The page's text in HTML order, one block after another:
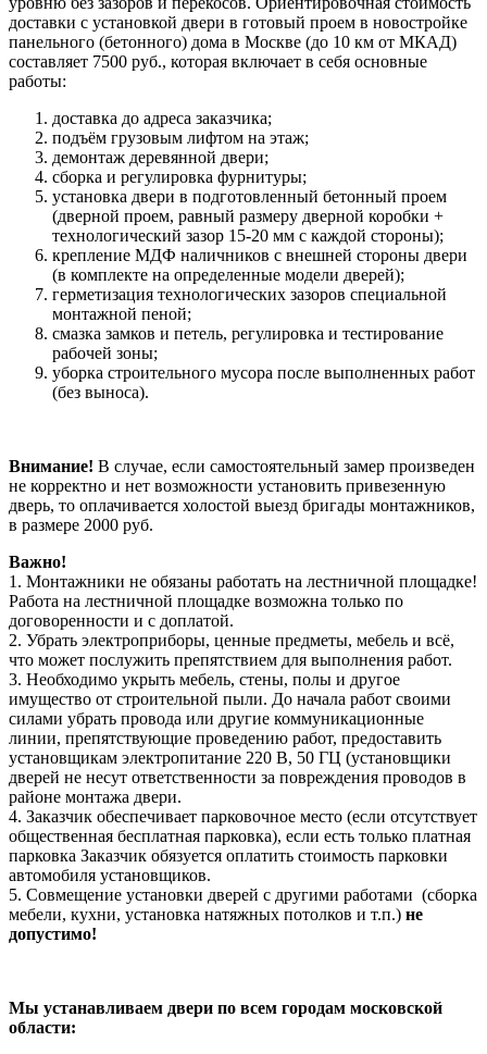
доставки с установкой двери в готовый проем в новостройке
панельного (бетонного) дома в Москве (до 10 км от МКАД)
составляет 7500 руб., которая включает в себя основные
работы:
доставка до адреса заказчика;
подъём грузовым лифтом на этаж;
демонтаж деревянной двери;
сборка и регулировка фурнитуры;
установка двери в подготовленный бетонный проем
(дверной проем, равный размеру дверной коробки +
технологический зазор 15-20 мм с каждой стороны);
крепление МДФ наличников с внешней стороны двери
(в комплекте на определенные модели дверей);
герметизация технологических зазоров специальной
монтажной пеной;
смазка замков и петель, регулировка и тестирование
рабочей зоны;
уборка строительного мусора после выполненных работ
(без выноса).
Внимание! В случае, если самостоятельный замер произведен
не корректно и нет возможности установить привезенную
дверь, то оплачивается холостой выезд бригады монтажников,
в размере 2000 руб.
Важно!
1. Монтажники не обязаны работать на лестничной площадке!
Работа на лестничной площадке возможна только по
договоренности и с доплатой.
2. Убрать электроприборы, ценные предметы, мебель и всё,
что может послужить препятствием для выполнения работ.
3. Необходимо укрыть мебель, стены, полы и другое
имущество от строительной пыли. До начала работ своими
силами убрать провода или другие коммуникационные
линии, препятствующие проведению работ, предоставить
установщикам электропитание 220 В, 50 ГЦ (установщики
дверей не несут ответственности за повреждения проводов в
районе монтажа двери.
4. Заказчик обеспечивает парковочное место (если отсутствует
общественная бесплатная парковка), если есть только платная
парковка Заказчик обязуется оплатить стоимость парковки
автомобиля установщиков.
5. Совмещение установки дверей с другими работами (сборка
мебели, кухни, установка натяжных потолков и т.п.) не
допустимо!
Мы устанавливаем двери по всем городам московской
области: